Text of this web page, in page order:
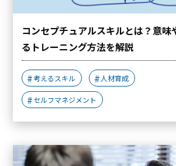
コンセプチュアルスキルとは？意味
るトレーニング方法を解説
考えるスキル 人材育成
セルフマネジメント